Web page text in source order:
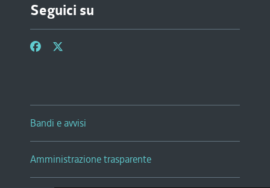
Seguici su
Bandi e avvisi
Amministrazione trasparente